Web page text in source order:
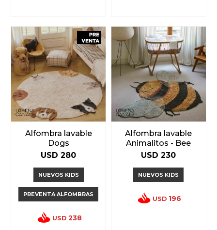
Alfombra lavable
Dogs
USD 280
NUEVOS KIDS
PREVENTA ALFOMBRAS
USD 238
Alfombra lavable
Animalitos - Bee
USD 230
NUEVOS KIDS
USD 196